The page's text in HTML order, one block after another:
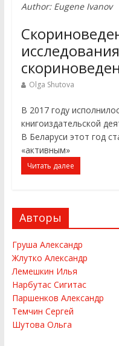
Author: Eugene Ivanov
Olga Shutova
В 2017 году
книгоиздательской
В Беларуси этот год
«активным»
Читать далее
Авторы
Груша Александр
Жлутко Александр
Лемешкин Илья
Нарбутас Сигитас
Паршенков Александр
Темчин Сергей
Шутова Ольга